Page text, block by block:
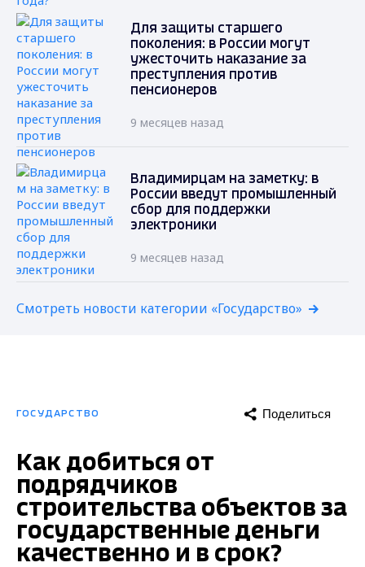
Для защиты старшего
поколения: в России могут
ужесточить наказание за
преступления против
пенсионеров
9 месяцев назад
Владимирцам на заметку: в
России введут промышленный
сбор для поддержки
электроники
9 месяцев назад
Смотреть новости категории «Государство»
ГОСУДАРСТВО Поделиться
Как добиться от
подрядчиков
строительства объектов за
государственные деньги
качественно и в срок?